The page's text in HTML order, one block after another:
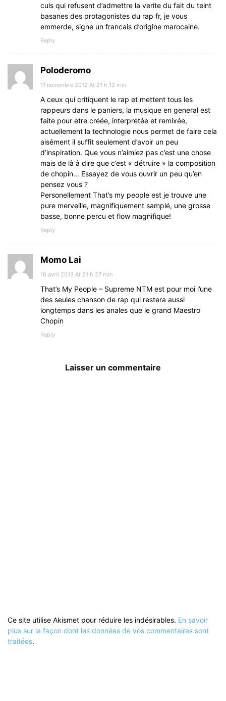
culs qui refusent d’admettre la verite du fait du teint
basanes des protagonistes du rap fr, je vous
emmerde, signe un francais d’origine marocaine.
Reply
Poloderomo
11 novembre 2012 At 21 h 12 min
A ceux qui critiquent le rap et mettent tous les
rappeurs dans le paniers, la musique en general est
faite pour etre créée, interprétée et remixée,
actuellement la technologie nous permet de faire cela
aisément il suffit seulement d’avoir un peu
d’inspiration. Que vous n’aimiez pas c’est une chose
mais de là à dire que c’est « détruire » la composition
de chopin… Essayez de vous ouvrir un peu qu’en
pensez vous ?
Personellement That’s my people est je trouve une
pure merveille, magnifiquement samplé, une grosse
basse, bonne percu et flow magnifique!
Reply
Momo Lai
16 avril 2013 At 21 h 27 min
That’s My People – Supreme NTM est pour moi l’une
des seules chanson de rap qui restera aussi
longtemps dans les anales que le grand Maestro
Chopin
Reply
Laisser un commentaire
Ce site utilise Akismet pour réduire les indésirables. En savoir
plus sur la façon dont les données de vos commentaires sont
traitées.